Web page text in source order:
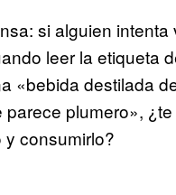
si alguien intenta
leer la etiqueta
«bebida destilada
parece plumero»,
y consumirlo?